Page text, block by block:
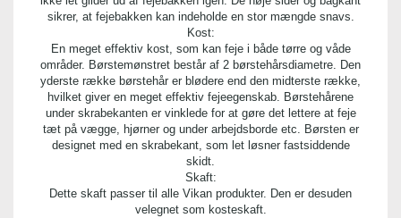
Længde:
33,00 cm
Højde:
88,00 cm
sikrer, at fejebakken kan indeholde en stor mængde snavs.
Kost:
En meget effektiv kost, som kan feje i både tørre og våde
områder. Børstemønstret består af 2 børstehårsdiametre. Den
yderste række børstehår er blødere end den midterste række,
hvilket giver en meget effektiv fejeegenskab. Børstehårene
under skrabekanten er vinklede for at gøre det lettere at feje
tæt på vægge, hjørner og under arbejdsborde etc. Børsten er
designet med en skrabekant, som let løsner fastsiddende
skidt.
Skaft:
Dette skaft passer til alle Vikan produkter. Den er desuden
velegnet som kosteskaft.